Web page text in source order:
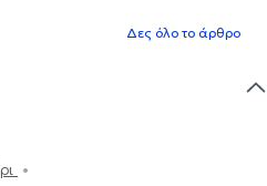
Δες όλο το άρθρο